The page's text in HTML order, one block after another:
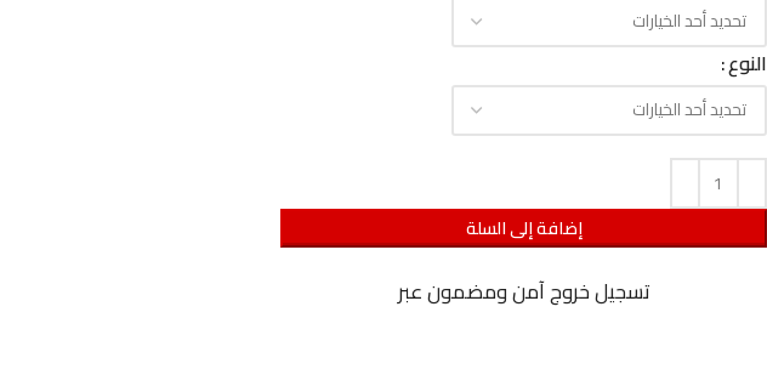
النوع
إضافة إلى السلة
تسجيل خروج آمن ومضمون عبر